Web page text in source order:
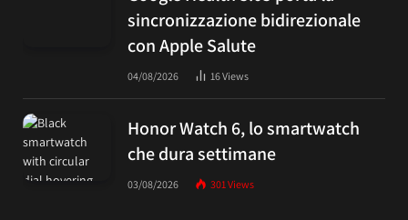
sincronizzazione bidirezionale
con Apple Salute
04/08/2026 16Views
Honor Watch 6, lo smartwatch
che dura settimane
03/08/2026 301 Views